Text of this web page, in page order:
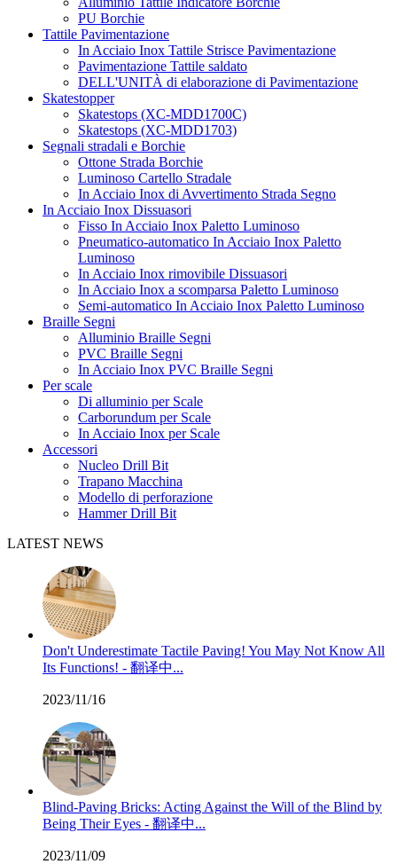
PU Borchie
Tattile Pavimentazione
In Acciaio Inox Tattile Strisce Pavimentazione
Pavimentazione Tattile saldato
DELL'UNITÀ di elaborazione di Pavimentazione
Skatestopper
Skatestops (XC-MDD1700C)
Skatestops (XC-MDD1703)
Segnali stradali e Borchie
Ottone Strada Borchie
Luminoso Cartello Stradale
In Acciaio Inox di Avvertimento Strada Segno
In Acciaio Inox Dissuasori
Fisso In Acciaio Inox Paletto Luminoso
Pneumatico-automatico In Acciaio Inox Paletto
Luminoso
In Acciaio Inox rimovibile Dissuasori
In Acciaio Inox a scomparsa Paletto Luminoso
Semi-automatico In Acciaio Inox Paletto Luminoso
Braille Segni
Alluminio Braille Segni
PVC Braille Segni
In Acciaio Inox PVC Braille Segni
Per scale
Di alluminio per Scale
Carborundum per Scale
In Acciaio Inox per Scale
Accessori
Nucleo Drill Bit
Trapano Macchina
Modello di perforazione
Hammer Drill Bit
LATEST NEWS
Don't Underestimate Tactile Paving! You May Not Know All
Its Functions! - 翻译中...
2023/11/16
Blind-Paving Bricks: Acting Against the Will of the Blind by
Being Their Eyes - 翻译中...
2023/11/09